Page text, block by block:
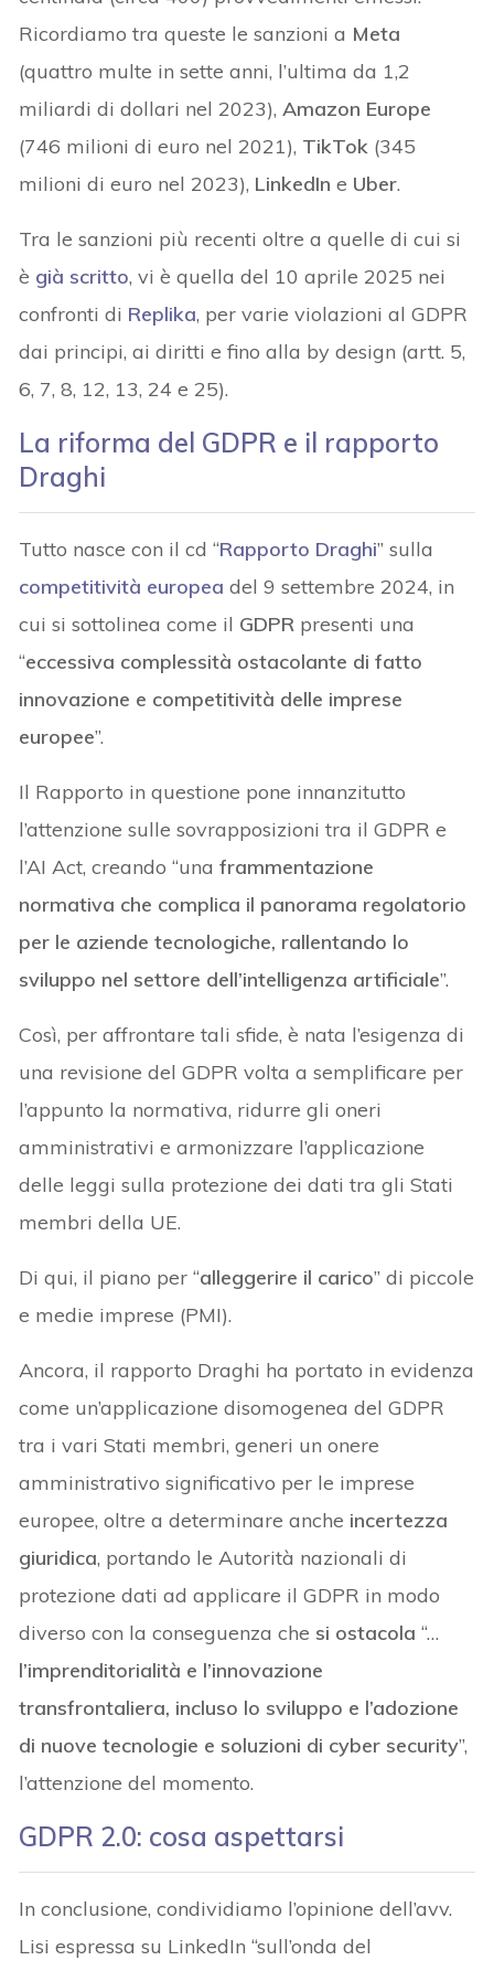
Ricordiamo tra queste le sanzioni a Meta
(quattro multe in sette anni, l’ultima da 1,2
miliardi di dollari nel 2023),Amazon Europe
(746 milioni di euro nel 2021), TikTok (345
milioni di euro nel 2023), LinkedIn e Uber.
Tra le sanzioni più recenti oltre a quelle di cui si
è già scritto, vi è quella del 10 aprile 2025 nei
confronti di Replika, per varie violazioni al GDPR
dai principi, ai diritti e fino alla by design (artt. 5,
6, 7, 8, 12, 13, 24 e 25).
La riforma del GDPR e il rapporto
Draghi
Tutto nasce con il cd “Rapporto Draghi” sulla
competitività europea del 9 settembre 2024, in
cui si sottolinea come il GDPR presenti una
“eccessiva complessità ostacolante di fatto
innovazione e competitività delle imprese
europee”.
Il Rapporto in questione pone innanzitutto
l’attenzione sulle sovrapposizioni tra il GDPR e
l’AI Act, creando “unaframmentazione
normativa che complica il panorama regolatorio
per le aziende tecnologiche, rallentando lo
sviluppo nel settore dell’intelligenza artificiale”.
Così, per affrontare tali sfide, è nata l’esigenza di
una revisione del GDPR volta a semplificare per
l’appunto la normativa, ridurre gli oneri
amministrativi e armonizzare l’applicazione
delle leggi sulla protezione dei dati tra gli Stati
membri della UE.
Di qui, il piano per “alleggerire il carico” di piccole
e medie imprese (PMI).
Ancora, il rapporto Draghi ha portato in evidenza
come un’applicazione disomogenea del GDPR
tra i vari Stati membri, generi un onere
amministrativo significativo per le imprese
europee, oltre a determinare anche incertezza
giuridica, portando le Autorità nazionali di
protezione dati ad applicare il GDPR in modo
diverso con la conseguenza che si ostacola “…
l’imprenditorialità e l’innovazione
transfrontaliera, incluso lo sviluppo e l’adozione
di nuove tecnologie e soluzioni di cyber security”,
l’attenzione del momento.
GDPR 2.0: cosa aspettarsi
In conclusione, condividiamo l’opinione dell’avv.
Lisi espressa su LinkedIn “sull’onda del